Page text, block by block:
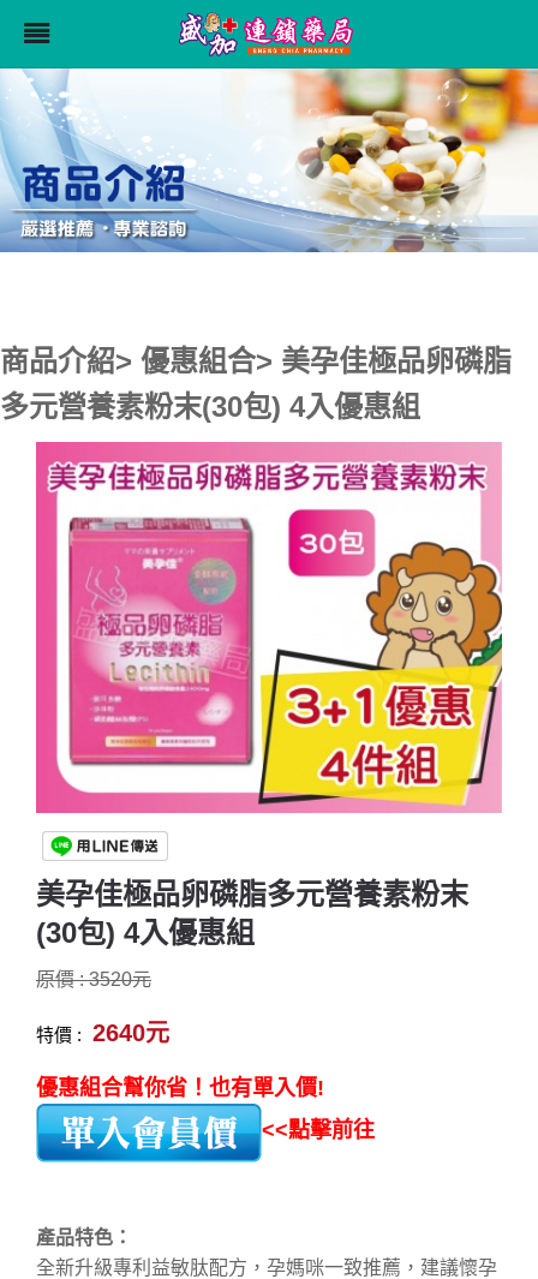
商品介紹> 優惠組合> 美孕佳極品卵磷脂
多元營養素粉末(30包) 4入優惠組
美孕佳極品卵磷脂多元營養素粉末
(30包) 4入優惠組
原價 : 3520元
特價 : 2640元
優惠組合幫你省！也有單入價!
<<點擊前往
產品特色：
全新升級專利益敏肽配方，孕媽咪一致推薦，建議懷孕